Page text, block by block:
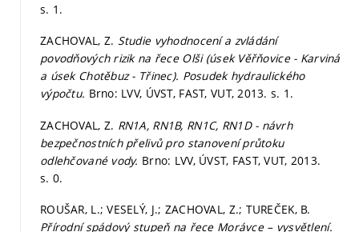
s. 1.
ZACHOVAL, Z. Studie vyhodnocení a zvládání
povodňových rizik na řece Olši (úsek Věřňovice - Karviná
a úsek Chotěbuz - Třinec). Posudek hydraulického
výpočtu. Brno: LVV, ÚVST, FAST, VUT, 2013.s. 1.
ZACHOVAL, Z. RN1A, RN1B, RN1C, RN1D - návrh
bezpečnostních přelivů pro stanovení průtoku
odlehčované vody. Brno: LVV, ÚVST, FAST, VUT, 2013.
s. 0.
ROUŠAR, L.; VESELÝ, J.; ZACHOVAL, Z.; TUREČEK, B.
Přírodní spádový stupeň na řece Morávce – vysvětlení.